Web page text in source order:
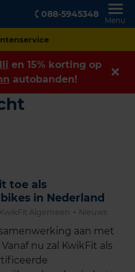
088-5945348
Menu
en 15% korting op
autobanden!
toe als
in Nederland
KwikFit Algemeen - Nieuws
aan met
nu zal KwikFit als